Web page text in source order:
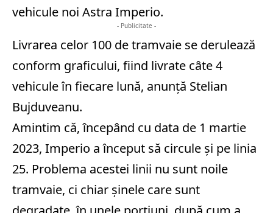
vehicule noi Astra Imperio.
- Publicitate -
Livrarea celor 100 de tramvaie se derulează
conform graficului, fiind livrate câte 4
vehicule în fiecare lună, anunță Stelian
Bujduveanu.
Amintim că, începând cu data de 1 martie
2023, Imperio a început să circule și pe linia
25. Problema acestei linii nu sunt noile
tramvaie, ci chiar șinele care sunt